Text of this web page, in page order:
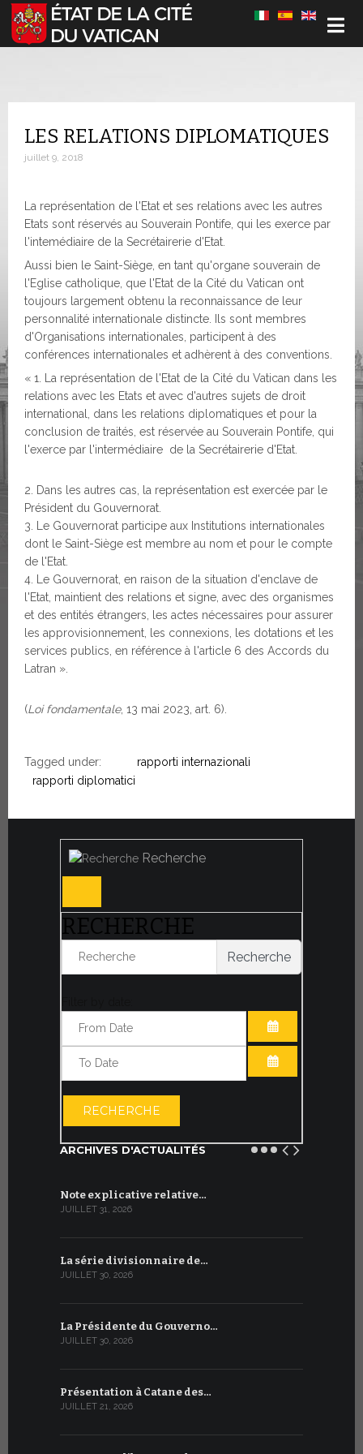
Sélectionnez votre langue
LES RELATIONS DIPLOMATIQUES
juillet 9, 2018
La représentation de l'Etat et ses relations avec les autres
Etats sont réservés au Souverain Pontife, qui les exerce par
l'intemédiaire de la Secrétairerie d'Etat.
Aussi bien le Saint-Siège, en tant qu'organe souverain de
l'Eglise catholique, que l'Etat de la Cité du Vatican ont
toujours largement obtenu la reconnaissance de leur
personnalité internationale distincte. Ils sont membres
d'Organisations internationales, participent à des
conférences internationales et adhèrent à des conventions.
« 1. La représentation de l'Etat de la Cité du Vatican dans les
relations avec les Etats et avec d'autres sujets de droit
international, dans les relations diplomatiques et pour la
conclusion de traités, est réservée au Souverain Pontife, qui
l'exerce par l'intermédiaire de la Secrétairerie d'Etat.
Dans les autres cas, la représentation est exercée par le
Président du Gouvernorat.
Le Gouvernorat participe aux Institutions internationales
dont le Saint-Siège est membre au nom et pour le compte
de l'Etat.
Le Gouvernorat, en raison de la situation d'enclave de
l'Etat, maintient des relations et signe, avec des organismes
et des entités étrangers, les actes nécessaires pour assurer
les approvisionnement, les connexions, les dotations et les
services publics, en référence à l'article 6 des Accords du
Latran ».
(Loi fondamentale, 13 mai 2023, art. 6).
Tagged under:
rapporti internazionali
rapporti diplomatici
Recherche
RECHERCHE
Recherche
OUVRIR LE
RECHERCHE
ARCHIVES D'ACTUALITÉS
Note explicative relative…
JUILLET 31, 2026
La série divisionnaire de…
JUILLET 30, 2026
La Présidente du Gouverno…
JUILLET 30, 2026
Présentation à Catane des…
JUILLET 21, 2026